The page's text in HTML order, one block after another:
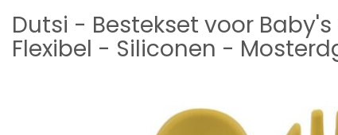
Dutsi - Bestekset voor
Flexibel - Siliconen -